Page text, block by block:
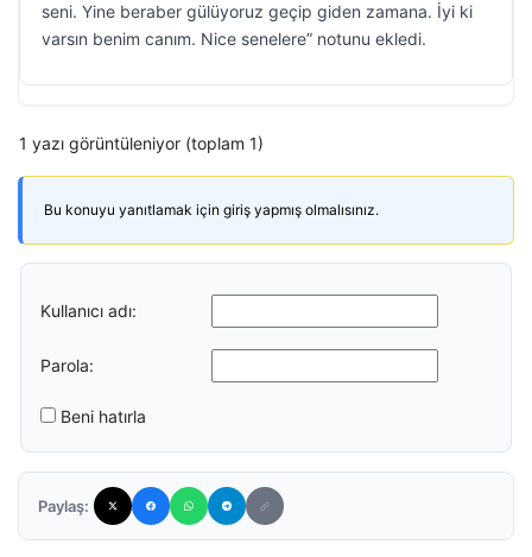
seni. Yine beraber gülüyoruz geçip giden zamana. İyi ki
varsın benim canım. Nice senelere” notunu ekledi.
1 yazı görüntüleniyor (toplam 1)
Bu konuyu yanıtlamak için giriş yapmış olmalısınız.
Kullanıcı adı:
Parola:
Beni hatırla
Paylaş: